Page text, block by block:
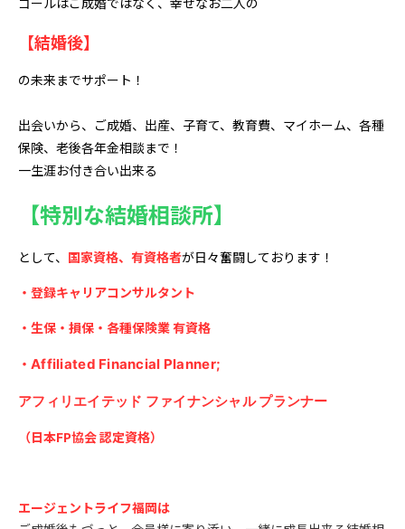
【結婚後】
の未来までサポート！
出会いから、ご成婚、出産、子育て、教育費、マイホーム、各種
保険、老後各年金相談まで！
一生涯お付き合い出来る
【特別な結婚相談所】
として、 国家資格、有資格者が日々奮闘しております！
・登録キャリアコンサルタント
・生保・損保・各種保険業 有資格
・ Affiliated Financial Planner;
アフィリエイテッド ファイナンシャル プランナー
（日本FP協会 認定資格）
エージェントライフ福岡は